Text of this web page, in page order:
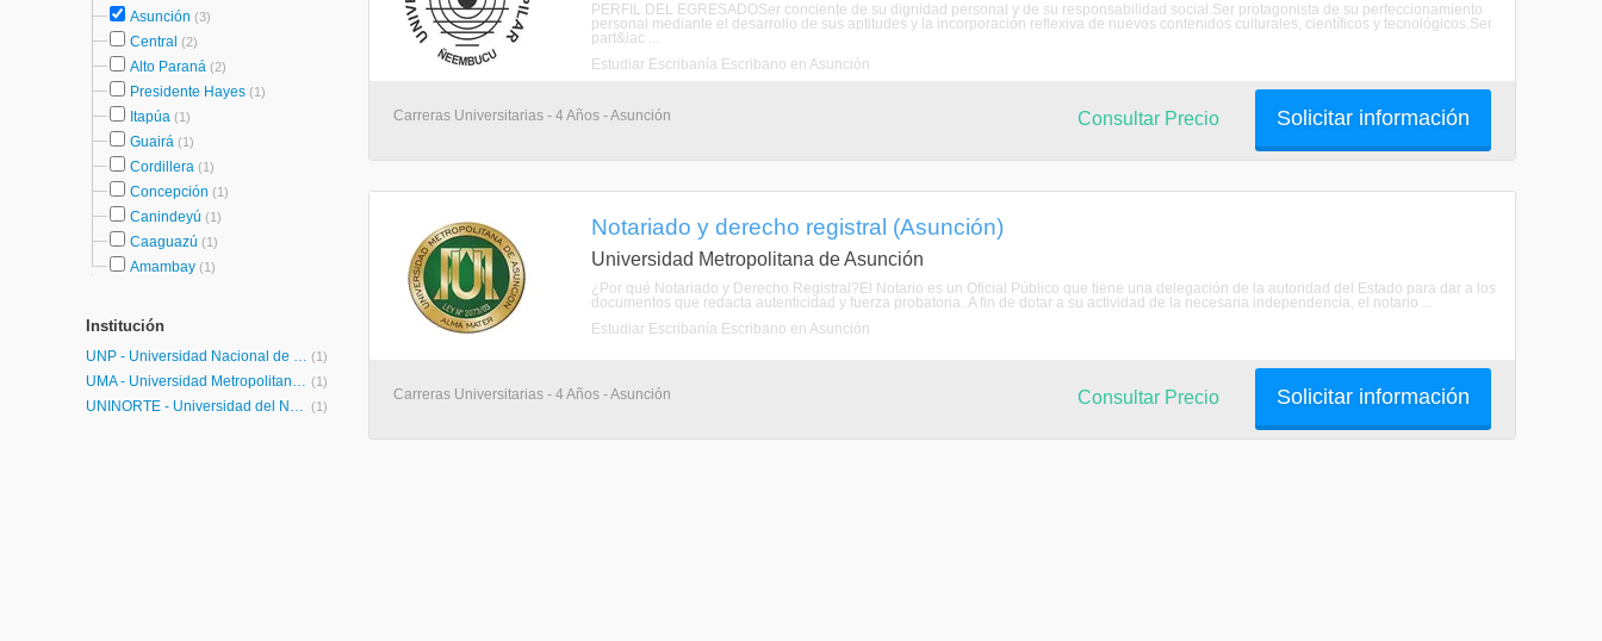
Asunción (3)
Central (2)
Alto Paraná (2)
Presidente Hayes (1)
Itapúa (1)
Guairá (1)
Cordillera (1)
Concepción (1)
Canindeyú (1)
Caaguazú (1)
Amambay (1)
Institución
UNP - Universidad Nacional de Pilar (1)
UMA - Universidad Metropolitana de Asunción (1)
UNINORTE - Universidad del Norte (1)
PERFIL DEL EGRESADOSer conciente de su dignidad personal y de su responsabilidad social.Ser protagonista de su perfeccionamiento
personal mediante el desarrollo de sus aptitudes y la incorporación reflexiva de nuevos contenidos culturales, científicos y tecnológicos.Ser
part&iac ...
Estudiar Escribanía Escribano en Asunción
Carreras Universitarias - 4 Años - Asunción Solicitar información
Consultar Precio
Notariado y derecho registral (Asunción)
Universidad Metropolitana de Asunción
¿Por qué Notariado y Derecho Registral?El Notario es un Oficial Público que tiene una delegación de la autoridad del Estado para dar a los
documentos que redacta autenticidad y fuerza probatoria. A fin de dotar a su actividad de la necesaria independencia, el notario ...
Estudiar Escribanía Escribano en Asunción
Carreras Universitarias - 4 Años - Asunción Solicitar información
Consultar Precio